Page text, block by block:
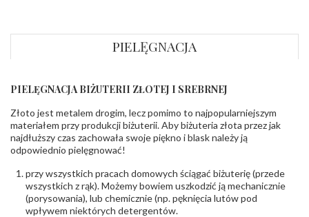
INNE PARAMETRY
Producent
odpowiedzialny:
PZ Stelmach Sp. z o.o. ul. Północna 22 45-805
Opole; NIP 7542889545; Tel. +48 77 54 90 100;
biuro@stelmach.pl
Bezpieczeństwo
ostrzeżenia:
Nie nadaje się dla dzieci w wieku poniżej 3 lat
zawierają nikiel
PIELĘGNACJA
PIELĘGNACJA BIŻUTERII ZŁOTEJ I SREBRNEJ
Złoto jest metalem drogim, lecz pomimo to najpopularniejszym
materiałem przy produkcji biżuterii. Aby biżuteria złota przez jak
najdłuższy czas zachowała swoje piękno i blask należy ją
odpowiednio pielęgnować!
przy wszystkich pracach domowych ściągać biżuterię (przede
wszystkich z rąk). Możemy bowiem uszkodzić ją mechanicznie
(porysowania), lub chemicznie (np. pęknięcia lutów pod
wpływem niektórych detergentów.